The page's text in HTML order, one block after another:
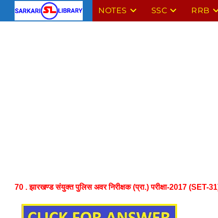
NOTES SSC RRB
70 . झारखण्ड संयुक्त पुलिस अवर निरीक्षक (प्रा.) परीक्षा-2017 (SET-